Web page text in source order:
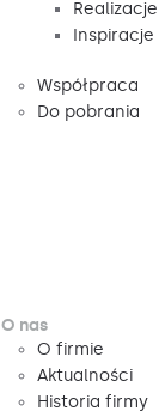
Realizacje
Inspiracje
Współpraca
Do pobrania
O nas
O firmie
Aktualności
Historia firmy